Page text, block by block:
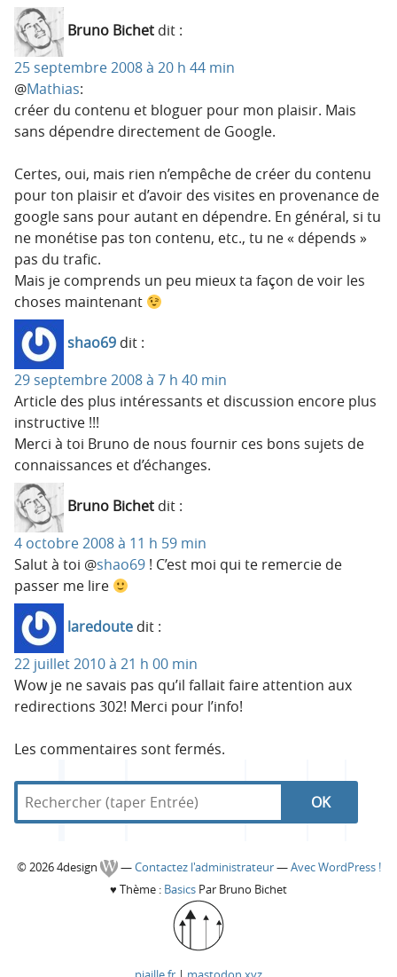
Bruno Bichet dit :
25 septembre 2008 à 20 h 44 min
@Mathias:
créer du contenu et bloguer pour mon plaisir. Mais
sans dépendre directement de Google.
Certes, oui, mais rien n’empêche de créer du contenu
pour ton plaisir et d’avoir des visites en provenance de
google sans pour autant en dépendre. En général, si tu
ne monétise pas ton contenu, etc., tu ne « dépends »
pas du trafic.
Mais je comprends un peu mieux ta façon de voir les
choses maintenant
shao69 dit :
29 septembre 2008 à 7 h 40 min
Article des plus intéressants et discussion encore plus
instructive !!!
Merci à toi Bruno de nous fournir ces bons sujets de
connaissances et d’échanges.
Bruno Bichet dit :
4 octobre 2008 à 11 h 59 min
Salut à toi @shao69 ! C’est moi qui te remercie de
passer me lire
laredoute dit :
22 juillet 2010 à 21 h 00 min
Wow je ne savais pas qu’il fallait faire attention aux
redirections 302! Merci pour l’info!
Les commentaires sont fermés.
R
R
e
d
4
C
© 2026 4design —Contactez l'administrateur—Avec WordPress !
♥ Thème : Basics Par Bruno Bichet